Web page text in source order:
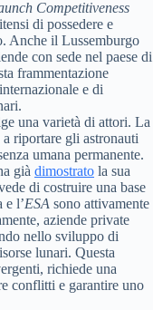
Competitiveness
di possedere e
Anche il Lussemburgo
con sede nel paese di
frammentazione
e di
una varietà di attori. La
a riportare gli astronauti
umana permanente.
già dimostrato la sua
di costruire una base
e l’ESA sono attivamente
aziende private
nello sviluppo di
lunari. Questa
richiede una
conflitti e garantire uno